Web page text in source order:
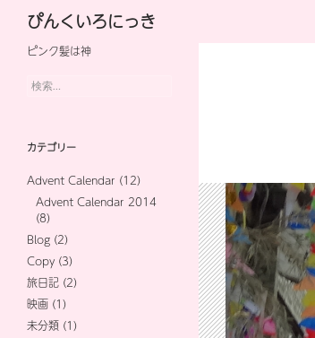
ぴんくいろにっき
ピンク髪は神
検
カテゴリー
Advent Calendar (12)
Advent Calendar 2014
(8)
Blog (2)
Copy (3)
旅日記 (2)
映画 (1)
未分類 (1)